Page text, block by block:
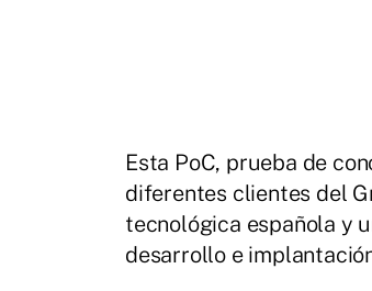
Esta PoC, prueba de
diferentes clientes del
tecnológica española y
desarrollo e